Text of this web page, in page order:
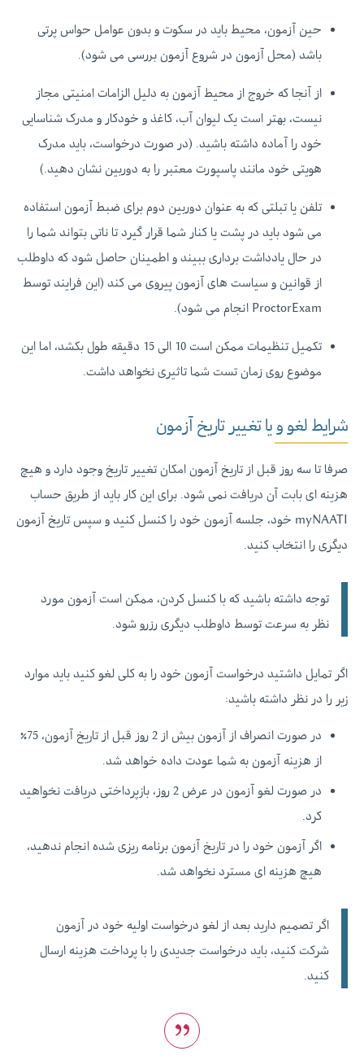
حین آزمون، محیط باید در سکوت و بدون عوامل حواس پرتی
باشد (محل آزمون در شروع آزمون بررسی می شود).
از آنجا که خروج از محیط آزمون به دلیل الزامات امنیتی مجاز
نیست، بهتر است یک لیوان آب، کاغذ و خودکار و مدرک شناسایی
خود را آماده داشته باشید. (در صورت درخواست، باید مدرک
هویتی خود مانند پاسپورت معتبر را به دوربین نشان دهید.)
تلفن یا تبلتی که به عنوان دوربین دوم برای ضبط آزمون استفاده
می شود باید در پشت یا کنار شما قرار گیرد تا ناتی بتواند شما را
در حال یادداشت برداری ببیند و اطمینان حاصل شود که داوطلب
از قوانین و سیاست های آزمون پیروی می کند (این فرایند توسط
ProctorExam انجام می شود).
تکمیل تنظیمات ممکن است 10 الی 15 دقیقه طول بکشد، اما این
موضوع روی زمان تست شما تاثیری نخواهد داشت.
شرایط لغو و یا تغییر تاریخ آزمون
صرفا تا سه روز قبل از تاریخ آزمون امکان تغییر تاریخ وجود دارد و هیچ
هزینه ای بابت آن دریافت نمی شود. برای این کار باید از طریق حساب
myNAATI خود، جلسه آزمون خود را کنسل کنید و سپس تاریخ آزمون
دیگری را انتخاب کنید.
توجه داشته باشید که با کنسل کردن، ممکن است آزمون مورد
نظر به سرعت توسط داوطلب دیگری رزرو شود.
اگر تمایل داشتید درخواست آزمون خود را به کلی لغو کنید باید موارد
زیر را در نظر داشته باشید:
در صورت انصراف از آزمون بیش از 2 روز قبل از تاریخ آزمون، 75٪
از هزینه آزمون به شما عودت داده خواهد شد.
در صورت لغو آزمون در عرض 2 روز، بازپرداختی دریافت نخواهید
کرد.
اگر آزمون خود را در تاریخ آزمون برنامه ریزی شده انجام ندهید،
هیچ هزینه ای مسترد نخواهد شد.
اگر تصمیم دارید بعد از لغو درخواست اولیه خود در آزمون
شرکت کنید، باید درخواست جدیدی را با پرداخت هزینه ارسال
کنید.